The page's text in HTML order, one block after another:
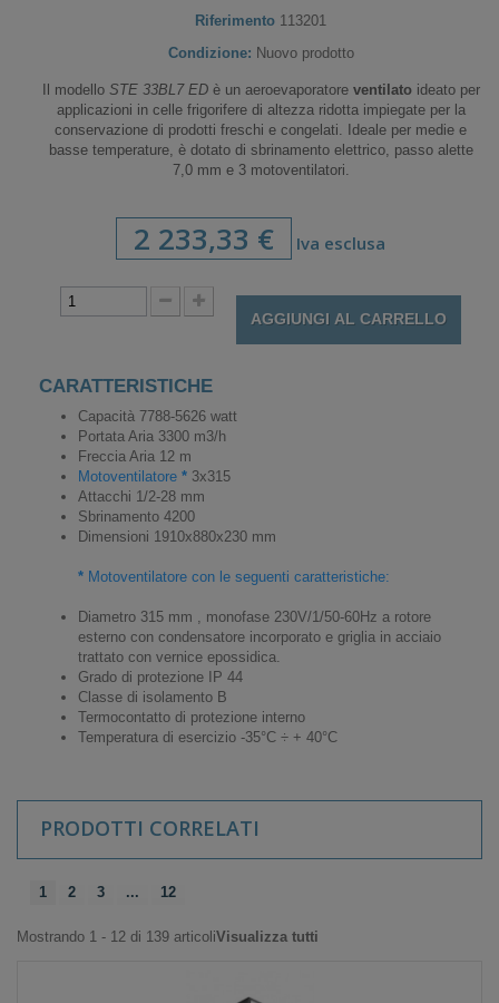
Riferimento 113201
Condizione: Nuovo prodotto
Il modello STE 33BL7 ED è un aeroevaporatore ventilatoideato per
applicazioni in celle frigorifere di altezza ridotta impiegate per la
conservazione di prodotti freschi e congelati. Ideale per medie e
basse temperature, è dotato di sbrinamento elettrico, passo alette
7,0 mm e 3 motoventilatori.
2 233,33 € Iva esclusa
AGGIUNGI AL CARRELLO
CARATTERISTICHE
Capacità 7788-5626 watt
Portata Aria 3300 m3/h
Freccia Aria 12 m
Motoventilatore * 3x315
Attacchi 1/2-28 mm
Sbrinamento 4200
Dimensioni 1910x880x230 mm
* Motoventilatore con le seguenti caratteristiche:
Diametro 315 mm , monofase 230V/1/50-60Hz a rotore
esterno con condensatore incorporato e griglia in acciaio
trattato con vernice epossidica.
Grado di protezione IP 44
Classe di isolamento B
Termocontatto di protezione interno
Temperatura di esercizio -35°C ÷ + 40°C
PRODOTTI CORRELATI
1 2 3 ... 12
Mostrando 1 - 12 di 139 articoliVisualizza tutti